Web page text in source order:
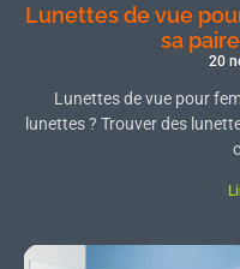
Lunettes de vue
sa
20
Lunettes de vue pour
lunettes ? Trouver des